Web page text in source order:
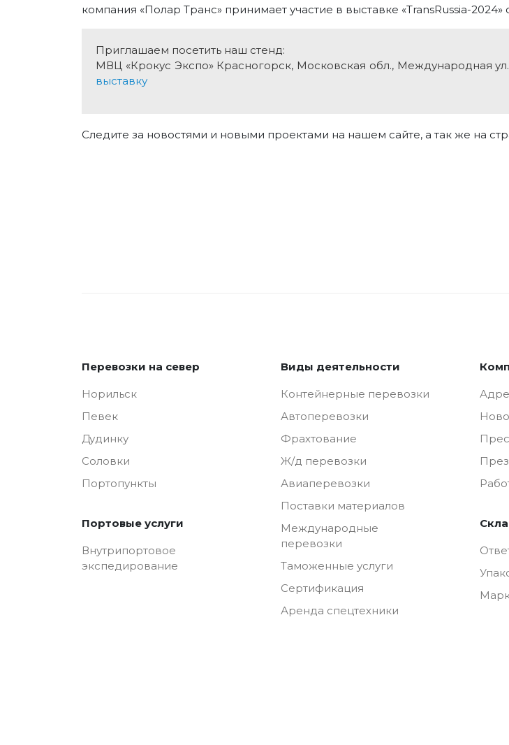
компания «Полар Транс» принимает участие в выставке «TransRussia-
Приглашаем посетить наш стенд:
МВЦ «Крокус Экспо» Красногорск, Московская обл., Международная ул.,
выставку
Следите за новостями и новыми проектами на нашем сайте, а так же на
Перевозки на север
Норильск
Певек
Дудинку
Соловки
Портопункты
Портовые услуги
Внутрипортовое
экспедирование
Виды деятельности
Контейнерные перевозки
Автоперевозки
Фрахтование
Ж/д перевозки
Авиаперевозки
Поставки материалов
Международные
перевозки
Таможенные услуги
Сертификация
Аренда спецтехники